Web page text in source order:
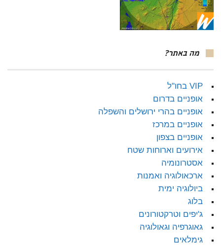
מה באתר?
VIP בחו"ל
אופניים בדרום
אופניים בהרי ירושלים והשפלה
אופניים במרכז
אופניים בצפון
אירועים וארוחות שטח
אסטרונומיה
ארכאולוגיה ואמנות
ביולוגיה ימית
בלוג
ג'יפים וטרקטורונים
גאוגרפיה וגאולוגיה
גימלאים